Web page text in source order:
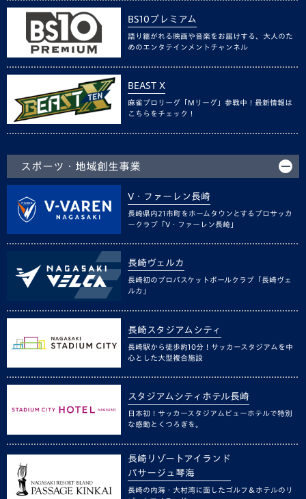
BS10プレミアム
語り継がれる映画や音楽をお届けする、大人のた
めのエンタテインメントチャンネル
BEAST X
麻雀プロリーグ「Mリーグ」参戦中！最新情報は
こちらをチェック！
スポーツ・地域創生事業
V・ファーレン長崎
長崎県内21市町をホームタウンとするプロサッカ
ークラブ「V・ファーレン長崎」
長崎ヴェルカ
長崎初のプロバスケットボールクラブ「長崎ヴェ
ルカ」
長崎スタジアムシティ
長崎駅から徒歩約10分！サッカースタジアムを中
心とした大型複合施設
スタジアムシティホテル長崎
日本初！サッカースタジアムビューホテルで特別
な感動とくつろぎを。
長崎リゾートアイランド
パサージュ琴海
長崎の内海・大村湾に面したゴルフ＆ホテルのリ